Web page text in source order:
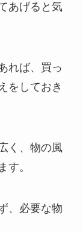
あげると気
れば、買っ
をしておき
く、物の風
す。
、必要な物